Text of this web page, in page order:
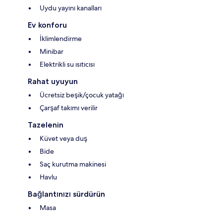
Uydu yayını kanalları
Ev konforu
İklimlendirme
Minibar
Elektrikli su ısıtıcısı
Rahat uyuyun
Ücretsiz beşik/çocuk yatağı
Çarşaf takımı verilir
Tazelenin
Küvet veya duş
Bide
Saç kurutma makinesi
Havlu
Bağlantınızı sürdürün
Masa